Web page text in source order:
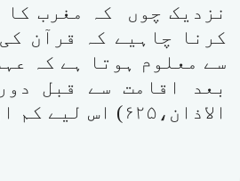
نزدیک چوں کہ مغرب کا
کرنا چاہیے کہ قرآن
سے معلوم ہوتا ہے کہ
بعد اقامت سے قبل
الاذان،۶۲۵) اس لیے کم ازکم اتنا وقفہ توضروررکھنا چاہیے۔